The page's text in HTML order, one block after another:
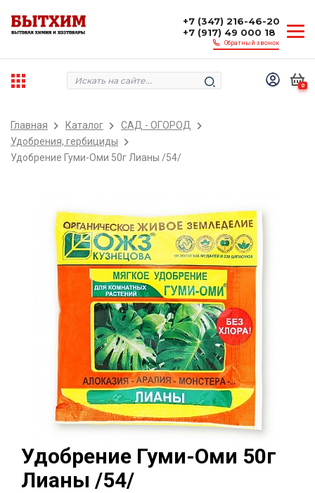
+7 (347) 216-46-20
+7 (917) 49 000 18
Обратный звонок
0
Главная Каталог
САД - ОГОРОД
Удобрения, гербициды
Удобрение Гуми-Оми 50г Лианы /54/
Удобрение Гуми-Оми 50г
Лианы /54/